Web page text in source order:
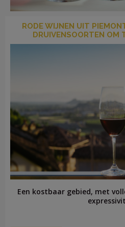
LOG
RODE WIJNEN UIT
DRUIVENSOORTEN OM
Een kostbaar gebied, met